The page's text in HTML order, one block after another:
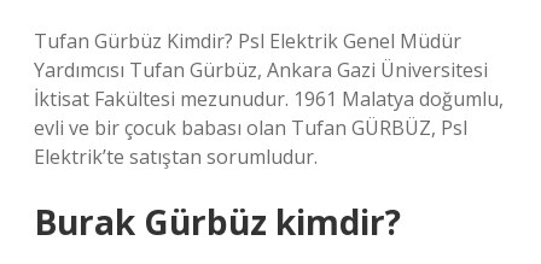
Tufan Gürbüz Kimdir? Psl Elektrik Genel Müdür
Yardımcısı Tufan Gürbüz, Ankara Gazi Üniversitesi
İktisat Fakültesi mezunudur. 1961 Malatya doğumlu,
evli ve bir çocuk babası olan Tufan GÜRBÜZ, Psl
Elektrik’te satıştan sorumludur.
Burak Gürbüz kimdir?